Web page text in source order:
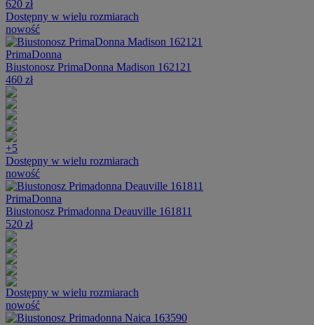
620 zł
Dostępny w wielu rozmiarach
nowość
PrimaDonna
Biustonosz PrimaDonna Madison 162121
460 zł
+5
Dostępny w wielu rozmiarach
nowość
PrimaDonna
Biustonosz Primadonna Deauville 161811
520 zł
Dostępny w wielu rozmiarach
nowość